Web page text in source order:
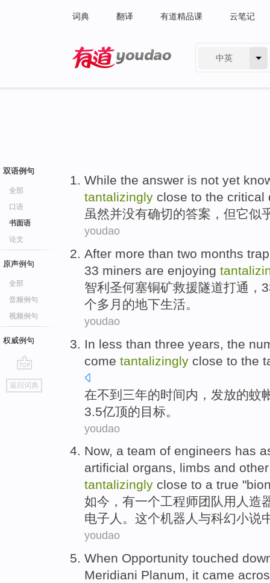
词典 翻译 有道精品课 云笔记
中英
双语例句
全部
口语
书面语
论文
原声例句
全部
音频例句
视频例句
权威例句
go
top
返回词典
While the answer is not yet
tantalizingly close to the critical
虽然并没有确切的答案 ，但它似
youdao
After more than two months
33 miners are enjoying
智利圣何塞铜矿救援隧道打通，
个多 月的地下生活。
youdao
In less than three years the
come tantalizingly close to the
在不到 三年的时间内，发放的蚊
3.5亿顶的目标。
youdao
Now, a team of engineers has
artificial organs, limbs and
tantalizingly close to a true "
如今 ， 有一个工程师团队 用 人造
电子人。 这个机器人 与科幻小说
youdao
When Opportunity touched
Meridiani Planum, it came